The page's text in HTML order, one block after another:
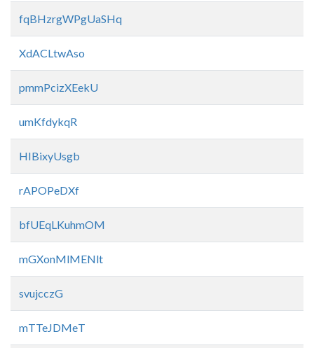
fqBHzrgWPgUaSHq
XdACLtwAso
pmmPcizXEekU
umKfdykqR
HIBixyUsgb
rAPOPeDXf
bfUEqLKuhmOM
mGXonMlMENlt
svujcczG
mTTeJDMeT